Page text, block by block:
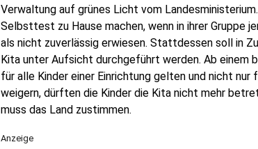
Verwaltung auf grünes Licht vom
Selbsttest zu Hause machen, wenn in ihrer Gruppe
als nicht zuverlässig erwiesen. Stattdessen soll in
Kita unter Aufsicht durchgeführt werden. Ab einem
für alle Kinder einer Einrichtung gelten und nicht
weigern, dürften die Kinder die Kita nicht mehr
muss das Land zustimmen.
Anzeige